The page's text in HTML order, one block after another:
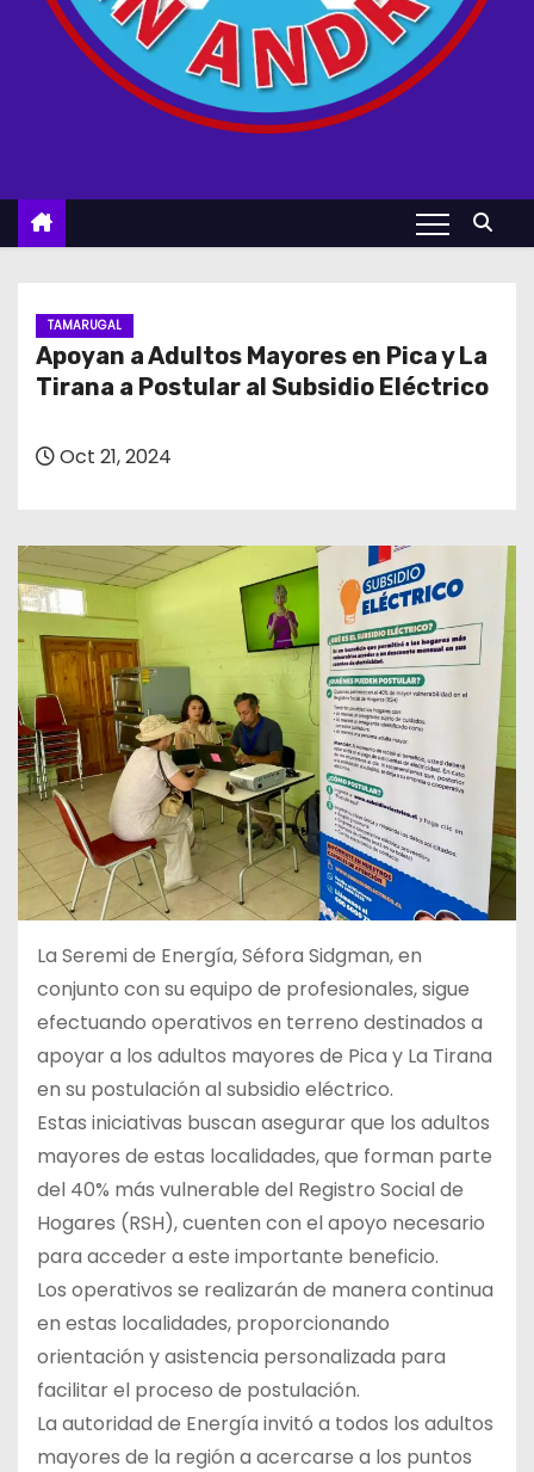
TAMARUGAL
Apoyan a Adultos Mayores en Pica y La
Tirana a Postular al Subsidio Eléctrico
Oct 21, 2024
La Seremi de Energía, Séfora Sidgman, en
conjunto con su equipo de profesionales, sigue
efectuando operativos en terreno destinados a
apoyar a los adultos mayores de Pica y La Tirana
en su postulación al subsidio eléctrico.
Estas iniciativas buscan asegurar que los adultos
mayores de estas localidades, que forman parte
del 40% más vulnerable del Registro Social de
Hogares (RSH), cuenten con el apoyo necesario
para acceder a este importante beneficio.
Los operativos se realizarán de manera continua
en estas localidades, proporcionando
orientación y asistencia personalizada para
facilitar el proceso de postulación.
La autoridad de Energía invitó a todos los adultos
mayores de la región a acercarse a los puntos